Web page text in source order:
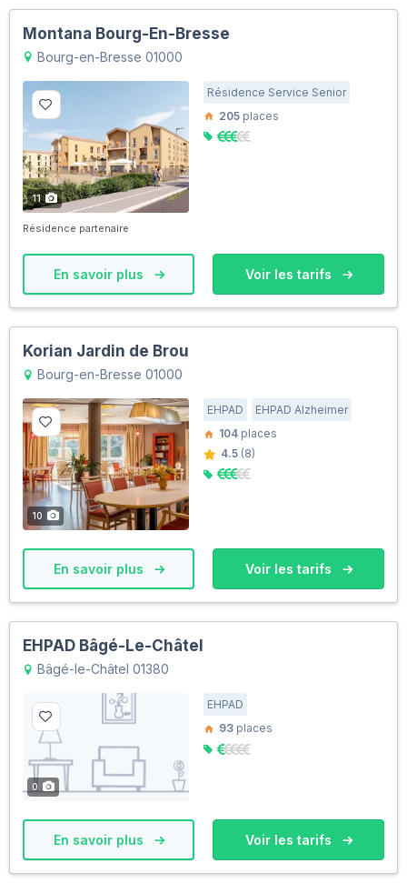
Montana Bourg-En-Bresse
Bourg-en-Bresse 01000
11
Résidence Service Senior
205 places
Résidence partenaire
En savoir plus Voir les tarifs
Korian Jardin de Brou
Bourg-en-Bresse 01000
10
EHPAD
EHPAD Alzheimer
104 places
4.5 (8)
En savoir plus Voir les tarifs
EHPAD Bâgé-Le-Châtel
Bâgé-le-Châtel 01380
0
EHPAD
93 places
En savoir plus Voir les tarifs